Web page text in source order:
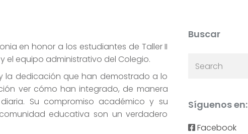
en honor a los estudiantes de Taller II
el equipo administrativo del Colegio.
la dedicación que han demostrado a lo
ver cómo han integrado, de manera
Su compromiso académico y su
educativa son un verdadero
Buscar
Síguenos en:
Facebook